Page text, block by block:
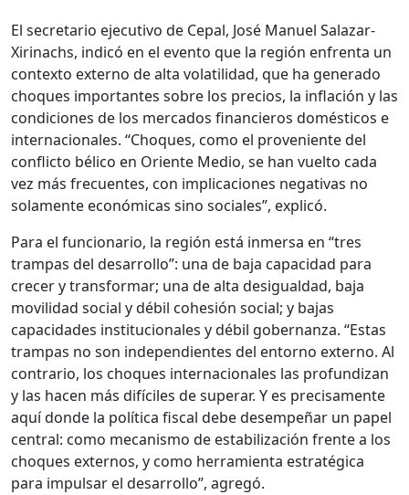
El secretario ejecutivo de Cepal, José Manuel Salazar-
Xirinachs, indicó en el evento que la región enfrenta un
contexto externo de alta volatilidad, que ha generado
choques importantes sobre los precios, la inflación y las
condiciones de los mercados financieros domésticos e
internacionales. “Choques, como el proveniente del
conflicto bélico en Oriente Medio, se han vuelto cada
vez más frecuentes, con implicaciones negativas no
solamente económicas sino sociales”, explicó.
Para el funcionario, la región está inmersa en “tres
trampas del desarrollo”: una de baja capacidad para
crecer y transformar; una de alta desigualdad, baja
movilidad social y débil cohesión social; y bajas
capacidades institucionales y débil gobernanza. “Estas
trampas no son independientes del entorno externo. Al
contrario, los choques internacionales las profundizan
y las hacen más difíciles de superar. Y es precisamente
aquí donde la política fiscal debe desempeñar un papel
central: como mecanismo de estabilización frente a los
choques externos, y como herramienta estratégica
para impulsar el desarrollo”, agregó.